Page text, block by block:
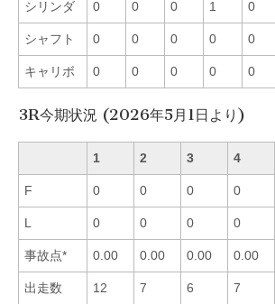
シリンダ 0 0 0 1 0
シャフト 0 0 0 0 0
キャリボ 0 0 0 0 0
3R今期状況 (2026年5月1日より)
1 2 3 4
F 0 0 0 0
L 0 0 0 0
事故点* 0.00 0.00 0.00 0.00
出走数 12 7 6 7